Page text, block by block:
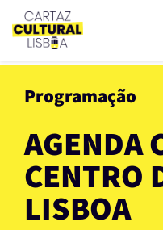
Avançar
para
conteúdo
Programação
AGENDA
CENTRO
LISBOA